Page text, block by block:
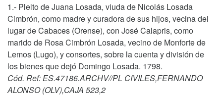
1.- Pleito de Juana Losada, viuda de Nicolás Losada
Cimbrón, como madre y curadora de sus hijos, vecina del
lugar de Cabaces (Orense), con José Calapris, como
marido de Rosa Cimbrón Losada, vecino de Monforte de
Lemos (Lugo), y consortes, sobre la cuenta y división de
los bienes que dejó Domingo Losada. 1798.
Cód. Ref: ES.47186.ARCHV//PL CIVILES,FERNANDO
ALONSO (OLV),CAJA 523,2